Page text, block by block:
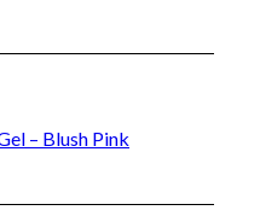
– Blush Pink